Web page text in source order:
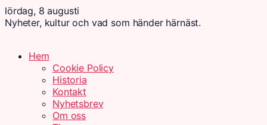
lördag, 8 augusti
Nyheter, kultur och vad som händer härnäst.
Hem
Cookie Policy
Historia
Kontakt
Nyhetsbrev
Om oss